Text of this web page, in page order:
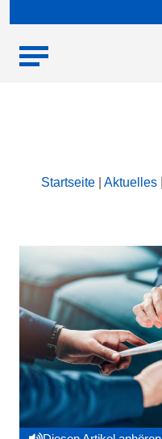
Startseite Aktuelles